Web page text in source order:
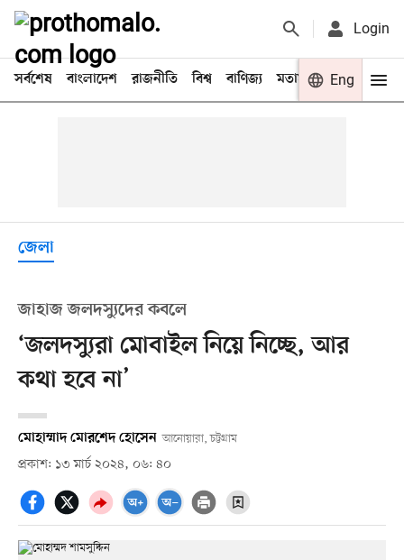
Login
সর্বশেষ বাংলাদেশ রাজনীতি বিশ্ব বাণিজ্য মতামত খেলা
Eng
জেলা
জাহাজ জলদস্যুদের কবলে
‘জলদস্যুরা মোবাইল নিয়ে নিচ্ছে, আর
কথা হবে না’
মোহাম্মাদ মোরশেদ হোসেন আনোয়ারা, চট্টগ্রাম
প্রকাশ: ১৩ মার্চ ২০২৪, ০৬: ৪০